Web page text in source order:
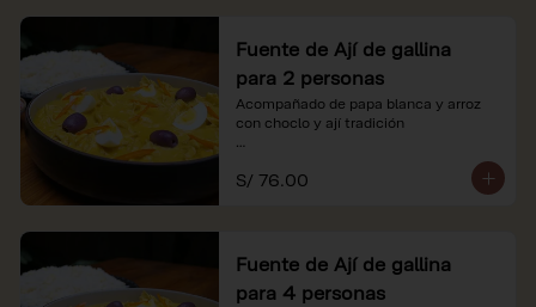
Fuente de Ají de gallina
para 2 personas
Acompañado de papa blanca y arroz
con choclo y ají tradición
*Nuestros precios están expresados en
soles e incluyen impuestos de ley y
S/ 76.00
Fuente de Ají de gallina
para 4 personas